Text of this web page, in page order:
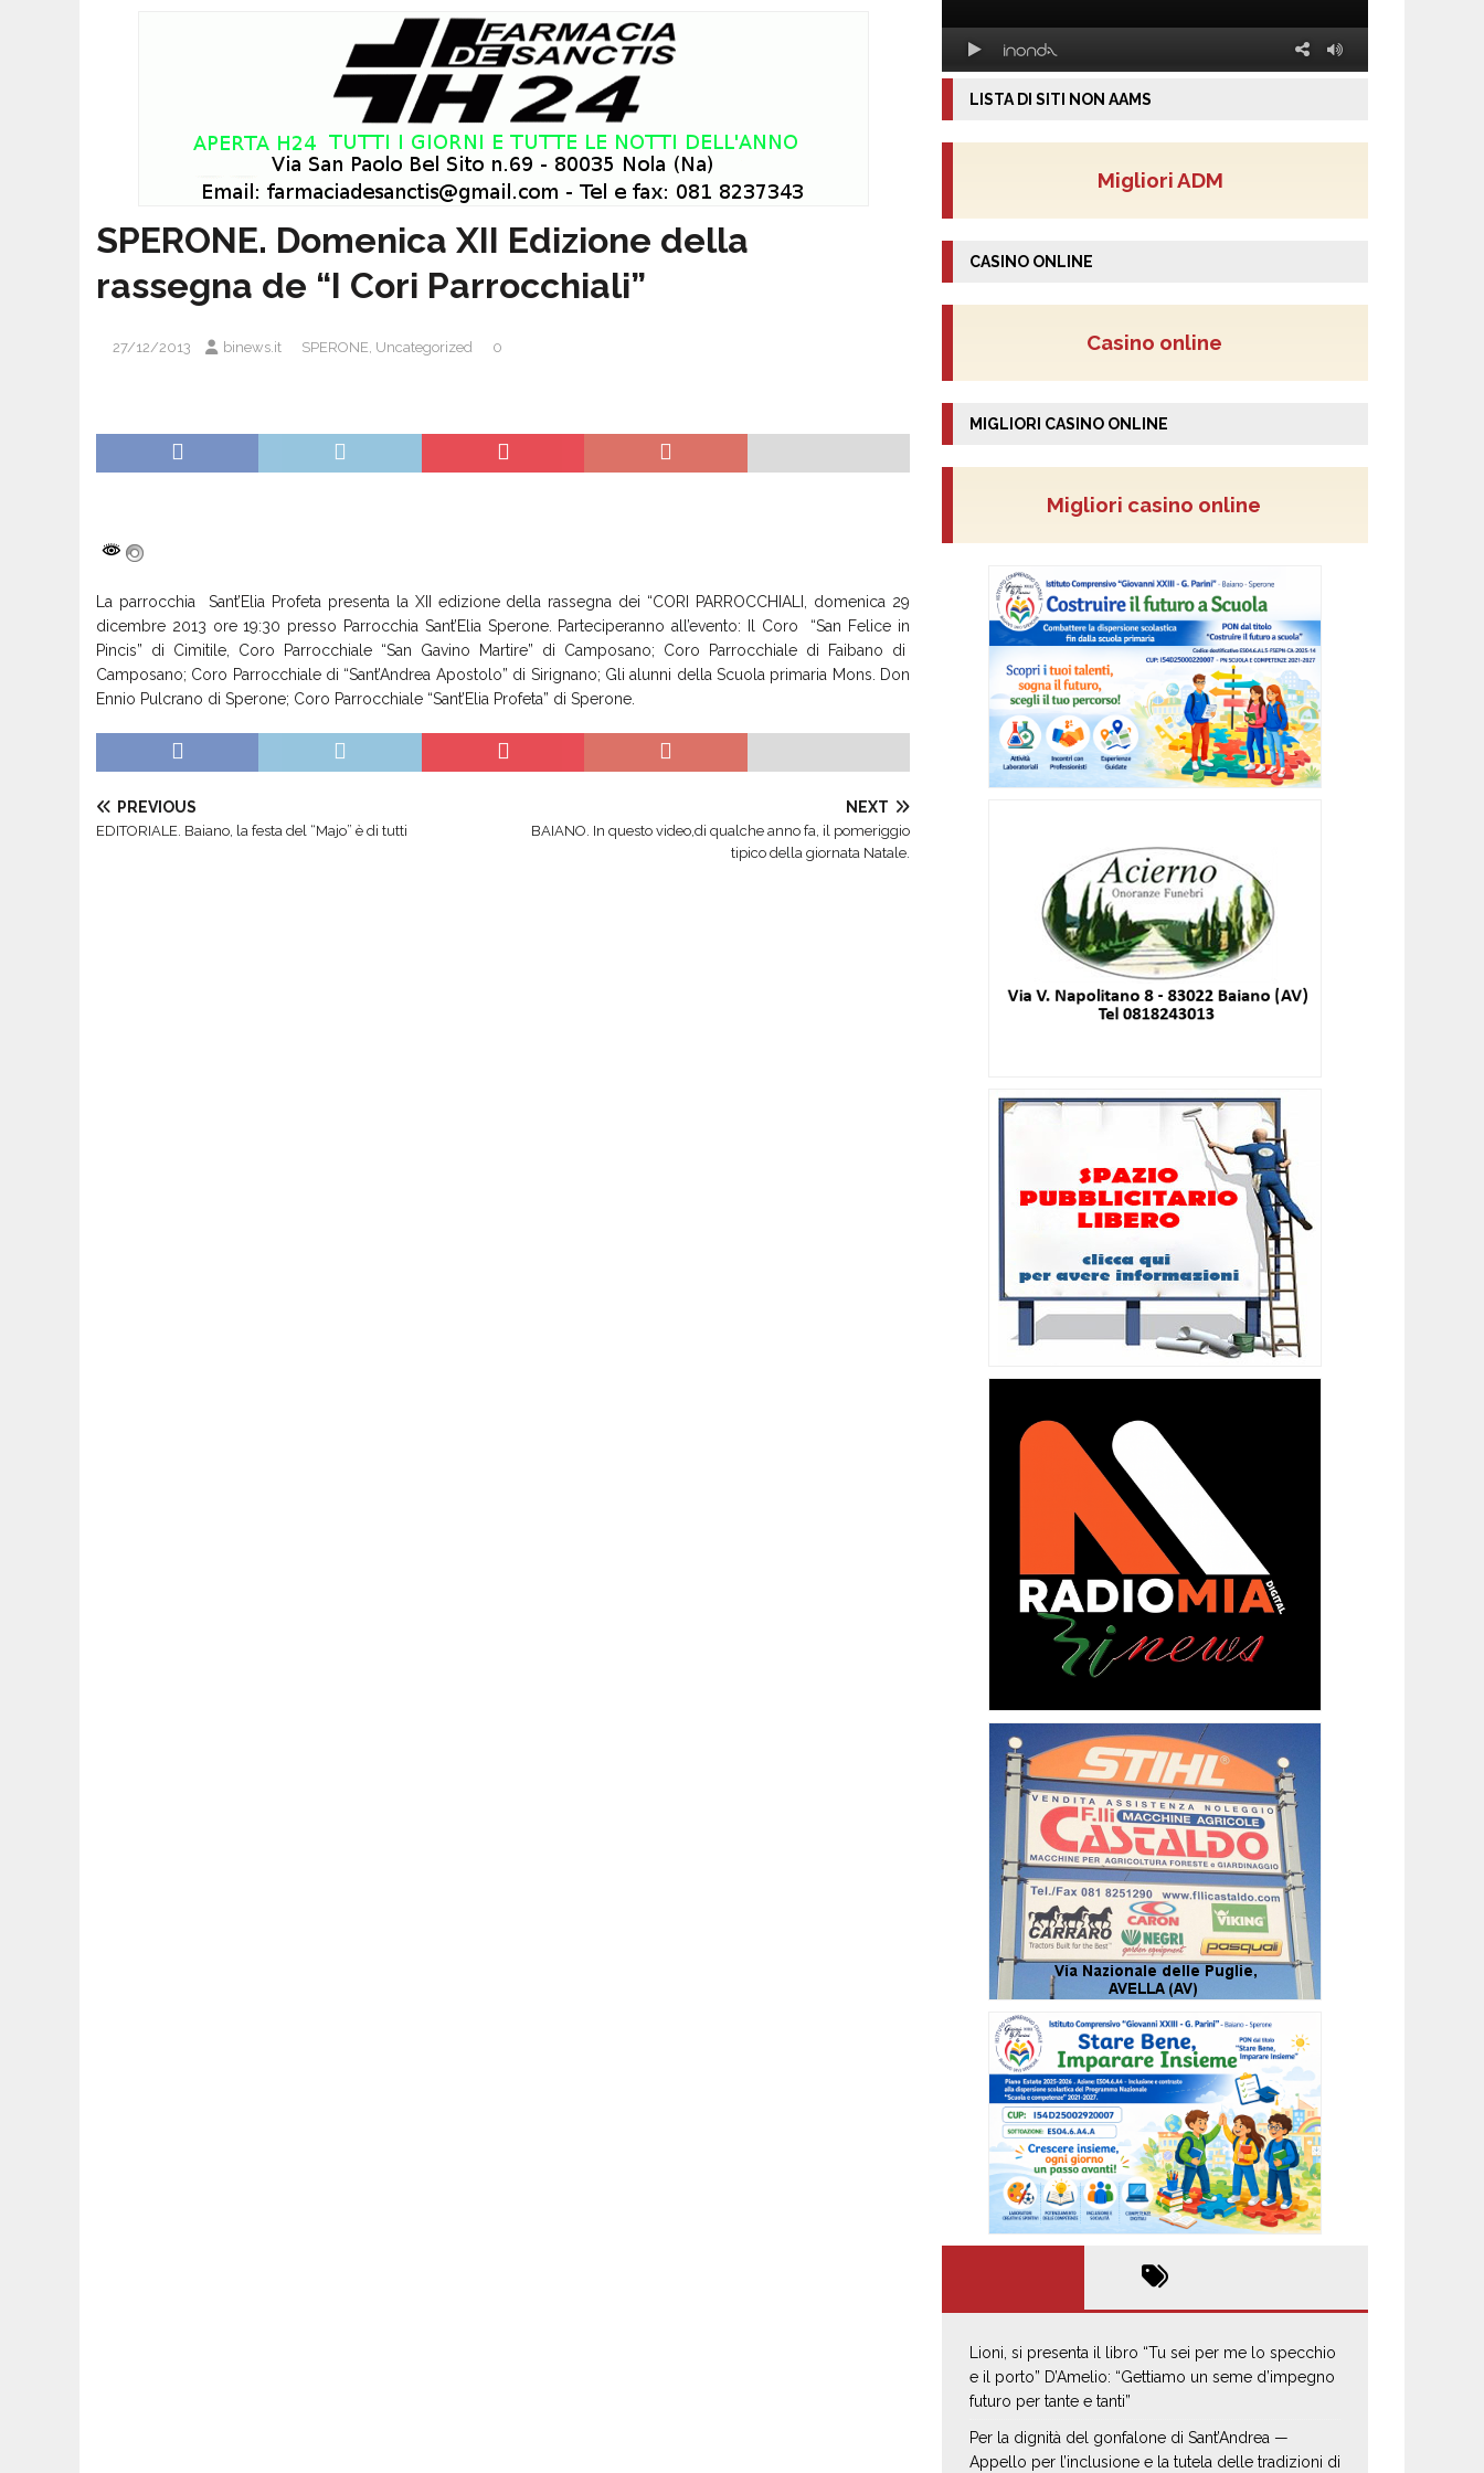
SPERONE. Domenica XII Edizione della
rassegna de “I Cori Parrocchiali”
27/12/2013 binews.it SPERONE, Uncategorized 0
La parrocchia Sant’Elia Profeta presenta la XII edizione della rassegna dei “CORI PARROCCHIALI, domenica 29
dicembre 2013 ore 19:30 presso Parrocchia Sant’Elia Sperone. Parteciperanno all’evento: Il Coro “San Felice in
Pincis” di Cimitile, Coro Parrocchiale “San Gavino Martire” di Camposano; Coro Parrocchiale di Faibano di
Camposano; Coro Parrocchiale di “Sant’Andrea Apostolo” di Sirignano; Gli alunni della Scuola primaria Mons. Don
Ennio Pulcrano di Sperone; Coro Parrocchiale “Sant’Elia Profeta” di Sperone.
PREVIOUS
EDITORIALE. Baiano, la festa del “Majo” è di tutti
NEXT
BAIANO. In questo video,di qualche anno fa, il pomeriggio
tipico della giornata Natale.
LISTA DI SITI NON AAMS
Migliori ADM
CASINO ONLINE
Casino online
MIGLIORI CASINO ONLINE
Migliori casino online
Lioni, si presenta il libro “Tu sei per me lo specchio
e il porto” D’Amelio: “Gettiamo un seme d’impegno
futuro per tante e tanti”
Per la dignità del gonfalone di Sant’Andrea —
Appello per l’inclusione e la tutela delle tradizioni di